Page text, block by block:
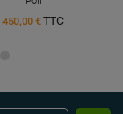
450,00 € TTC